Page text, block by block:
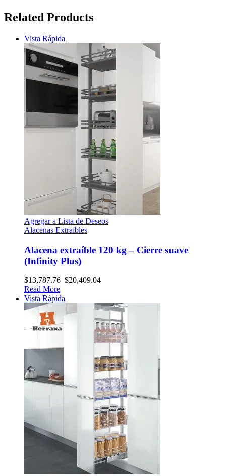
Related Products
Vista Rápida
Agregar a Lista de Deseos
Alacenas Extraíbles
Alacena extraíble 120 kg – Cierre suave
(Infinity Plus)
$13,787.76–$20,409.04
Read More
Vista Rápida